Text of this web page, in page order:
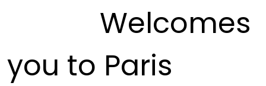
Welcomes
you to Paris